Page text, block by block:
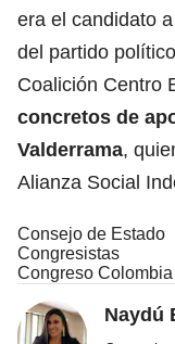
era el candidato
del partido
Coalición Centro
concretos de
Valderrama,
Alianza Social
Consejo de Estado
Congresistas
Congreso Colombia
Naydú